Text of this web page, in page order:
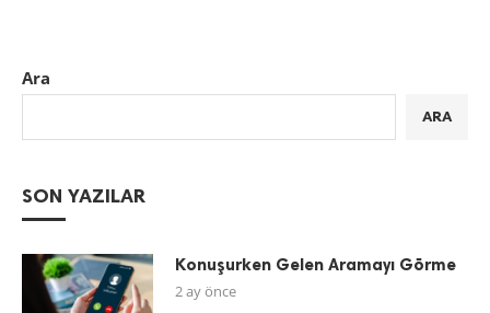
Ara
ARA
SON YAZILAR
Konuşurken Gelen Aramayı Görme
2 ay önce